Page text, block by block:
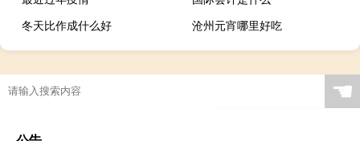
冬天比作成什么好
沧州元宵哪里好吃
☚